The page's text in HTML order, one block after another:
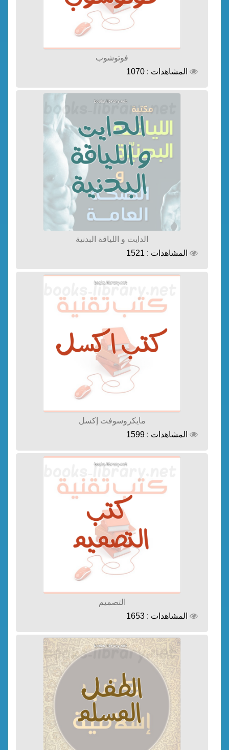
فوتوشوب
المشاهدات : 1070
الدايت و اللياقة البدنية
المشاهدات : 1521
مايكروسوفت إكسل
المشاهدات : 1599
التصميم
المشاهدات : 1653